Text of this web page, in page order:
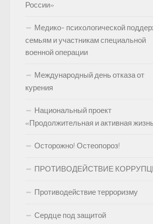
России»
Медико- психологической
семьям и участникам специальной
военной операции
Международный день отказа от
курения
Национальный проект
«Продолжительная и активная
Осторожно! Остеопороз!
ПРОТИВОДЕЙСТВИЕ
Противодействие терроризму
Сердце под защитой